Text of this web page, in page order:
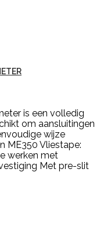
is een volledig
om aansluitingen
wijze
ME350 Vliestape:
werken met
Met pre-slit